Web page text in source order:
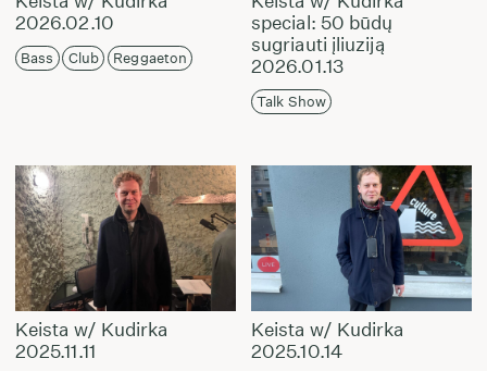
2026.02.10
Bass Club Reggaeton
special: 50 būdų
sugriauti įliuziją
2026.01.13
Talk Show
Keista w/ Kudirka
2025.11.11
Keista w/ Kudirka
2025.10.14